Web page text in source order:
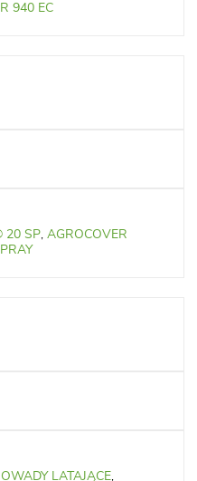
940 EC
20 SP, AGROCOVER
LATAJĄCE,